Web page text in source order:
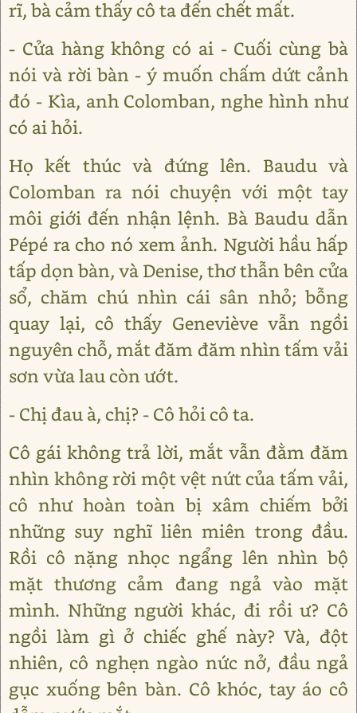
rĩ, bà cảm thấy cô ta đến chết mất.
- Cửa hàng không có ai - Cuối cùng bà
nói và rời bàn - ý muốn chấm dứt cảnh
đó - Kìa, anh Colomban, nghe hình như
có ai hỏi.
Họ kết thúc và đứng lên. Baudu và
Colomban ra nói chuyện với một tay
môi giới đến nhận lệnh. Bà Baudu dẫn
Pépé ra cho nó xem ảnh. Người hầu hấp
tấp dọn bàn, và Denise, thơ thẫn bên cửa
sổ, chăm chú nhìn cái sân nhỏ; bỗng
quay lại, cô thấy Geneviève vẫn ngồi
nguyên chỗ, mắt đăm đăm nhìn tấm vải
sơn vừa lau còn ướt.
- Chị đau à, chị? - Cô hỏi cô ta.
Cô gái không trả lời, mắt vẫn đằm đăm
nhìn không rời một vệt nứt của tấm vải,
cô như hoàn toàn bị xâm chiếm bởi
những suy nghĩ liên miên trong đầu.
Rồi cô nặng nhọc ngẩng lên nhìn bộ
mặt thương cảm đang ngả vào mặt
mình. Những người khác, đi rồi ư? Cô
ngồi làm gì ở chiếc ghế này? Và, đột
nhiên, cô nghẹn ngào nức nở, đầu ngả
gục xuống bên bàn. Cô khóc, tay áo cô